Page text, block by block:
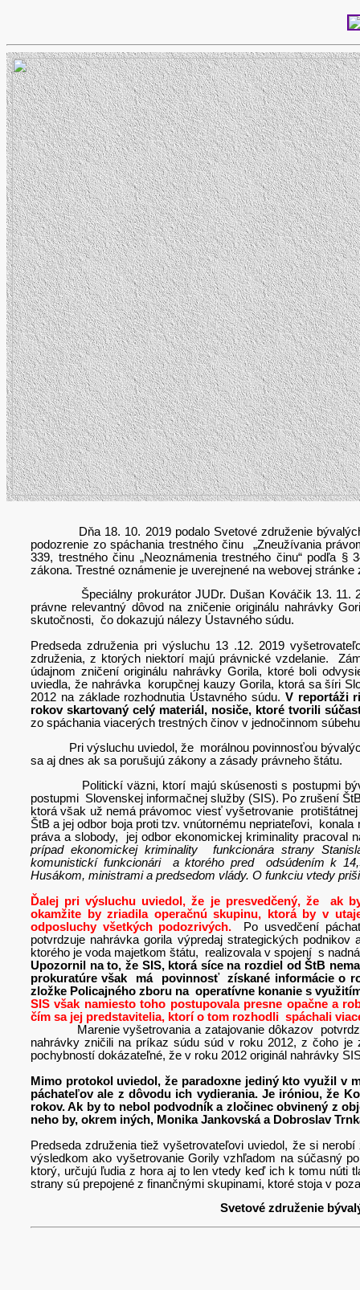
Dňa 18. 10. 2019 podalo Svetové združenie bývalých
podozrenie zo spáchania trestného činu „Zneužívania
339, trestného činu „Neoznámenia trestného činu“ podľa §
zákona. Trestné oznámenie je uverejnené na webovej
Špeciálny prokurátor JUDr. Dušan Kováčik 13. 11.
právne relevantný dôvod na zničenie originálu nahrávky
skutočnosti, čo dokazujú nálezy Ústavného súdu.
Predseda združenia pri výsluchu 13 .12. 2019
združenia, z ktorých niektorí majú právnické vzdelanie.
údajnom zničení originálu nahrávky Gorila, ktoré boli
uviedla, že nahrávka korupčnej kauzy Gorila, ktorá sa šíri
2012 na základe rozhodnutia Ústavného súdu. V reportáži
rokov skartovaný celý materiál, nosiče, ktoré tvorili
zo spáchania viacerých trestných činov v jednočinnom
Pri výsluchu uviedol, že morálnou povinnosťou bývalých
sa aj dnes ak sa porušujú zákony a zásady právneho štátu.
Politickí väzni, ktorí majú skúsenosti s postupmi
postupmi Slovenskej informačnej služby (SIS). Po zrušení
ktorá však už nemá právomoc viesť vyšetrovanie
ŠtB a jej odbor boja proti tzv. vnútornému nepriateľovi,
práva a slobody, jej odbor ekonomickej kriminality pracoval
prípad ekonomickej kriminality funkcionára strany
komunistickí funkcionári a ktorého pred odsúdením k
Husákom, ministrami a predsedom vlády. O funkciu vtedy
Ďalej pri výsluchu uviedol, že je presvedčený, že ak
okamžite by zriadila operačnú skupinu, ktorá by v
odposluchy všetkých podozrivých.
Po usvedčení
potvrdzuje nahrávka gorila výpredaj strategických
ktorého je voda majetkom štátu, realizovala v spojení s
Upozornil na to, že SIS, ktorá síce na rozdiel od ŠtB
prokuratúre však má povinnosť získané informácie o
zložke Policajného zboru na operatívne konanie s
SIS však namiesto toho postupovala presne opačne a
čím sa jej predstavitelia, ktorí o tom rozhodli spáchali
Marenie vyšetrovania a zatajovanie dôkazov
nahrávky zničili na príkaz súdu súd v roku 2012, z čoho
pochybností dokázateľné, že v roku 2012 originál nahrávky
Mimo protokol uviedol, že paradoxne jediný kto využil v
páchateľov ale z dôvodu ich vydierania. Je iróniou, že
rokov. Ak by to nebol podvodník a zločinec obvinený z
neho by, okrem iných, Monika Jankovská a Dobroslav
Predseda združenia tiež vyšetrovateľovi uviedol, že si
výsledkom ako vyšetrovanie Gorily vzhľadom na súčasný
ktorý, určujú ľudia z hora aj to len vtedy keď ich k tomu núti
strany sú prepojené z finančnými skupinami, ktoré stoja v
Svetové združenie